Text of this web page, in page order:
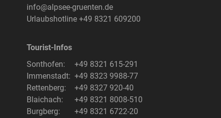
info@alpsee-gruenten.de
Urlaubshotline +49 8321 609200
Tourist-Infos
Sonthofen:
+49 8321 615-291
Immenstadt: +49 8323 9988-77
Rettenberg:
+49 8327 920-40
Blaichach:
+49 8321 8008-510
Burgberg:
+49 8321 6722-20